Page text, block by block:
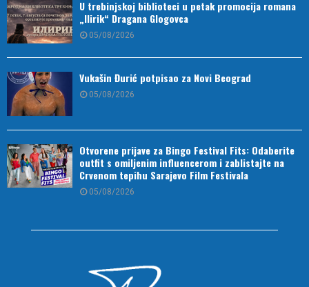
U trebinjskoj biblioteci u petak promocija romana
„Ilirik“ Dragana Glogovca
05/08/2026
Vukašin Đurić potpisao za Novi Beograd
05/08/2026
Otvorene prijave za Bingo Festival Fits: Odaberite
outfit s omiljenim influencerom i zablistajte na
Crvenom tepihu Sarajevo Film Festivala
05/08/2026